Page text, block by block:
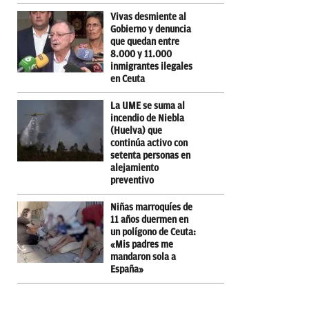
Vivas desmiente al
Gobierno y denuncia
que quedan entre
8.000 y 11.000
inmigrantes ilegales
en Ceuta
La UME se suma al
incendio de Niebla
(Huelva) que
continúa activo con
setenta personas en
alejamiento
preventivo
Niñas marroquíes de
11 años duermen en
un polígono de Ceuta:
«Mis padres me
mandaron sola a
España»